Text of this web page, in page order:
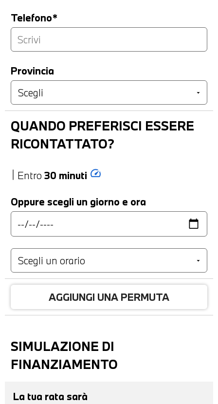
Telefono*
Provincia
QUANDO PREFERISCI ESSERE
RICONTATTATO?
Entro 30 minuti speed
Oppure scegli un giorno e ora
AGGIUNGI UNA PERMUTA
SIMULAZIONE DI
FINANZIAMENTO
La tua rata sarà